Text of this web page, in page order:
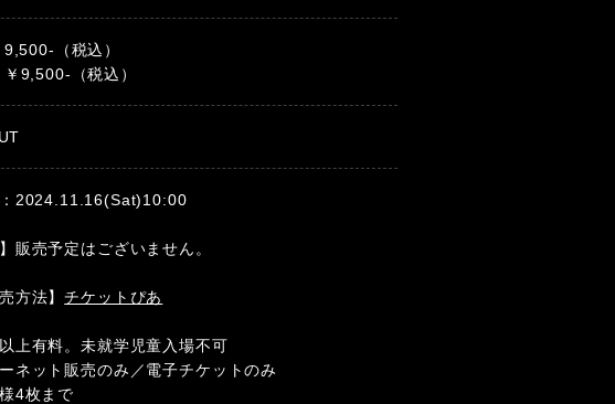
（税込）
9,500-（税込）
2024.11.16(Sat)10:00
販売予定はございません。
方法】チケットぴあ
上有料。未就学児童入場不可
ネット販売のみ／電子チケットのみ
4枚まで